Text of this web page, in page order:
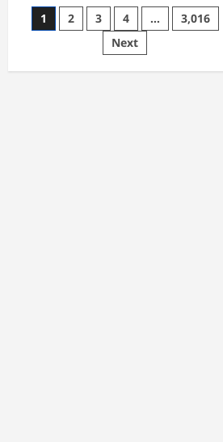
CG
:
‘बिना
दांत,
सिंग
Posts
1 2 3 4 …
3,016
Next